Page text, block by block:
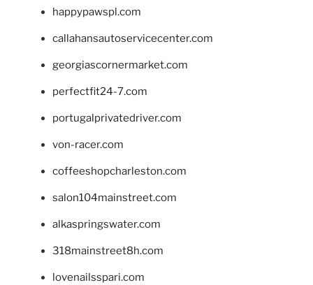
happypawspl.com
callahansautoservicecenter.com
georgiascornermarket.com
perfectfit24-7.com
portugalprivatedriver.com
von-racer.com
coffeeshopcharleston.com
salon104mainstreet.com
alkaspringswater.com
318mainstreet8h.com
lovenailsspari.com